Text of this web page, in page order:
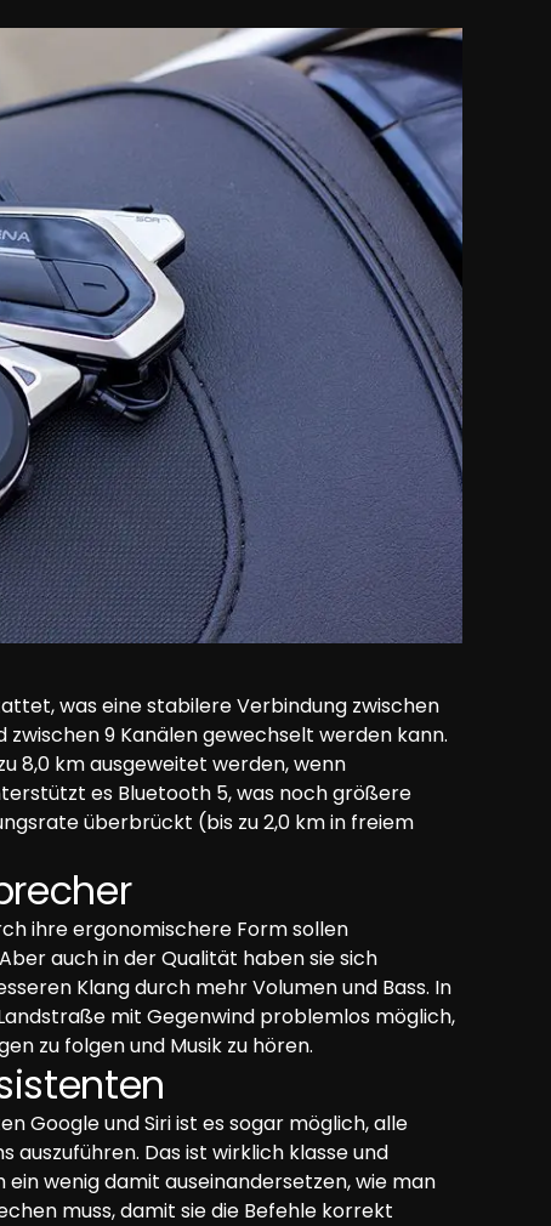
was eine stabilere Verbindung zwischen
9 Kanälen gewechselt werden kann.
8,0 km ausgeweitet werden, wenn
es Bluetooth 5, was noch größere
überbrückt (bis zu 2,0 km in freiem
ihre ergonomischere Form sollen
auch in der Qualität haben sie sich
Klang durch mehr Volumen und Bass. In
mit Gegenwind problemlos möglich,
zu folgen und Musik zu hören.
Google und Siri ist es sogar möglich, alle
auszuführen. Das ist wirklich klasse und
wenig damit auseinandersetzen, wie man
muss, damit sie die Befehle korrekt